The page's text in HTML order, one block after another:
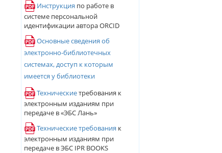
Инструкция по работе в
системе персональной
идентификации автора ORCID
Основные сведения об
электронно-библиотечных
системах, доступ к которым
имеется у библиотеки
Техническиетребования к
электронным изданиям при
передаче в «ЭБС Лань»
Технические требования к
электронным изданиям при
передаче в ЭБС IPR BOOKS